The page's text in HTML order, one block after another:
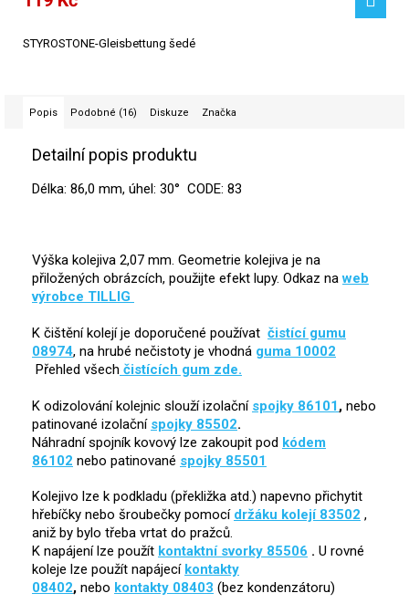
STYROSTONE-Gleisbettung šedé
Popis Podobné (16) Diskuze Značka
Detailní popis produktu
Délka: 86,0 mm, úhel: 30° CODE: 83
Výška kolejiva 2,07 mm. Geometrie kolejiva je na
přiložených obrázcích, použijte efekt lupy. Odkaz na web
výrobce TILLIG
K čištění kolejí je doporučené používat čistící gumu
08974, na hrubé nečistoty je vhodná guma 10002
Přehled všech čistících gum zde.
K odizolování kolejnic slouží izolační spojky 86101 , nebo
patinované izolační spojky 85502.
Náhradní spojník kovový lze zakoupit pod kódem
86102 nebo patinované spojky 85501
Kolejivo lze k podkladu (překližka atd.) napevno přichytit
hřebíčky nebo šroubečky pomocí držáku kolejí 83502 ,
aniž by bylo třeba vrtat do pražců.
K napájení lze použít kontaktní svorky 85506 . U rovné
koleje lze použít napájecí kontakty
08402, nebo kontakty 08403 (bez kondenzátoru)